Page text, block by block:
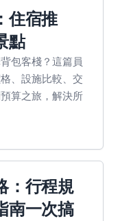
住宿推
點
包客棧？這篇員
、設施比較、交
算之旅，解決所
：行程規
南一次搞